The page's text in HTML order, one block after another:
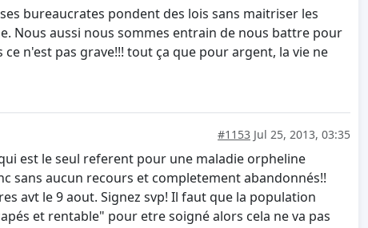
bureaucrates pondent des lois sans maitriser les
Nous aussi nous sommes entrain de nous battre pour
n'est pas grave!!! tout ça que pour argent, la vie ne
#1153 Jul 25, 2013, 03:35
est le seul referent pour une maladie orpheline
sans aucun recours et completement abandonnés!!
avt le 9 aout. Signez svp! Il faut que la population
et rentable" pour etre soigné alors cela ne va pas